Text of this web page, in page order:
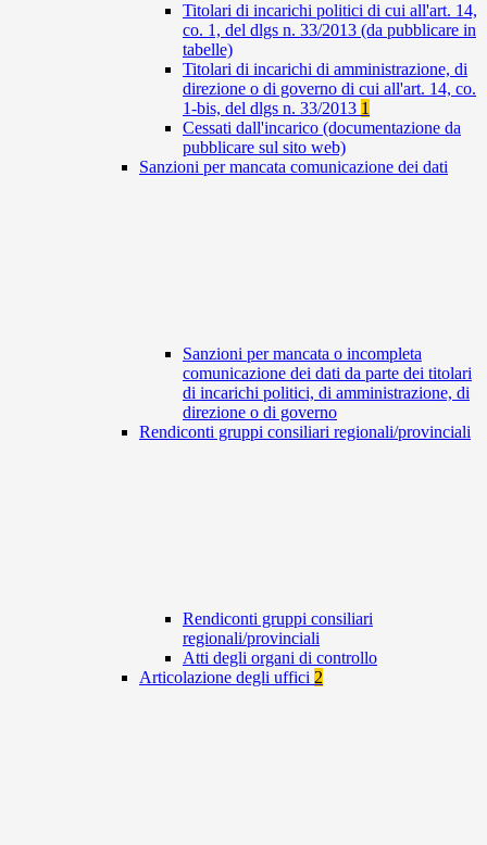
Titolari di incarichi politici di cui all'art. 14,
co. 1, del dlgs n. 33/2013 (da pubblicare in
tabelle)
Titolari di incarichi di amministrazione, di
direzione o di governo di cui all'art. 14, co.
1-bis, del dlgs n. 33/2013 1
Cessati dall'incarico (documentazione da
pubblicare sul sito web)
Sanzioni per mancata comunicazione dei dati
Sanzioni per mancata o incompleta
comunicazione dei dati da parte dei titolari
di incarichi politici, di amministrazione, di
direzione o di governo
Rendiconti gruppi consiliari regionali/provinciali
Rendiconti gruppi consiliari
regionali/provinciali
Atti degli organi di controllo
Articolazione degli uffici 2